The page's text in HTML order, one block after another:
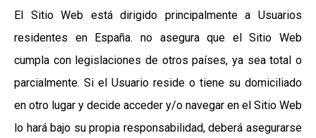
El Sitio Web está dirigido principalmente a Usuarios
residentes en España. no asegura que el Sitio Web
cumpla con legislaciones de otros países, ya sea total o
parcialmente. Si el Usuario reside o tiene su domiciliado
en otro lugar y decide acceder y/o navegar en el Sitio Web
lo hará bajo su propia responsabilidad, deberá asegurarse